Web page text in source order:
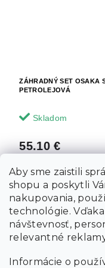
Aby sme zaistili
shopu a poskytli
nakupovania,
technológie.
návštevnosť,
relevantné
Informácie o
ZÁHRADNÝ SET OSAKA
PETROLEJOVÁ
Skladom
55.10 €